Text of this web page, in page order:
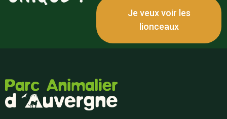
Je veux voir les
lionceaux